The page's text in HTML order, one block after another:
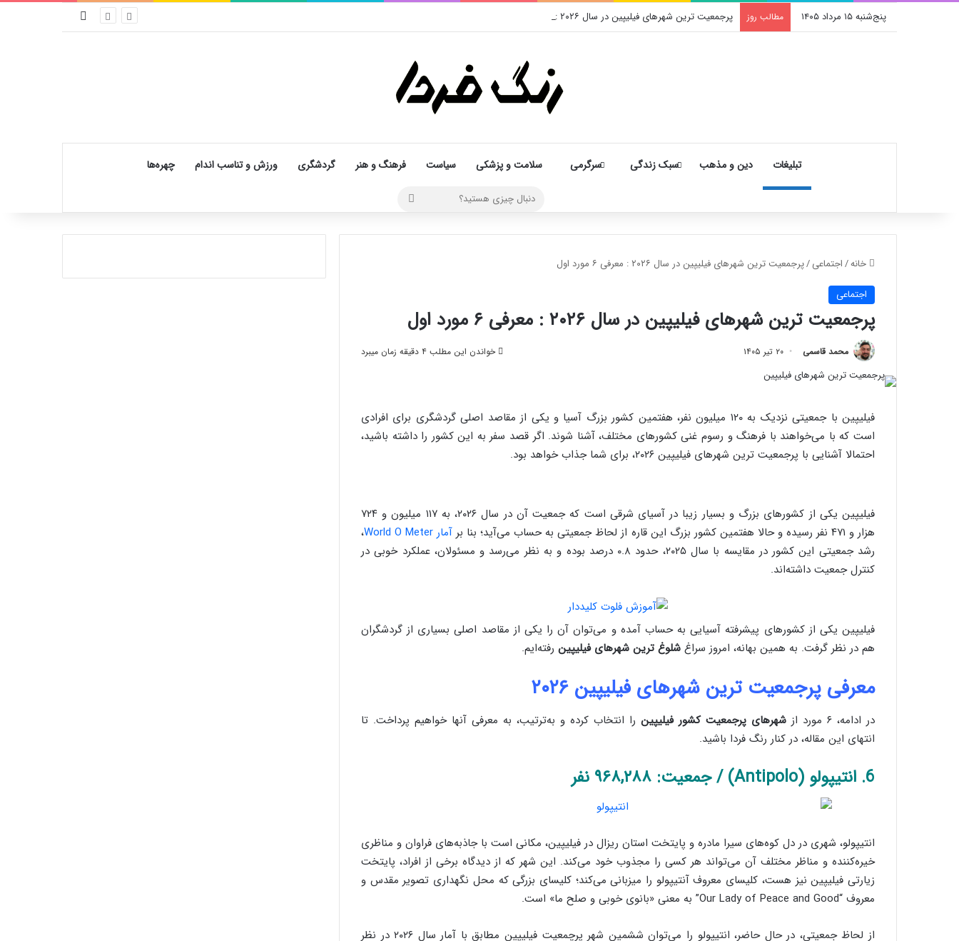
پنج‌شنبه ۱۵ مرداد ۱۴۰۵ مطالب روز پرجمعیت ترین شهرهای فیلیپین در سال ۲۰۲۶ : معرفی ۶ مورد اول
تبلیغات دین و مذهب سبک زندگی سرگرمی سلامت و پزشکی سیاست فرهنگ و هنر گردشگری ورزش و تناسب اندام چهره‌ها
خانه/اجتماعی/پرجمعیت ترین شهرهای فیلیپین در سال ۲۰۲۶ : معرفی ۶ مورد اول
اجتماعی
پرجمعیت ترین شهرهای فیلیپین در سال ۲۰۲۶ : معرفی ۶ مورد اول
محمد قاسمی ۲۰ تیر ۱۴۰۵ خواندن این مطلب ۴ دقیقه زمان میبرد
فیلیپین با جمعیتی نزدیک به ۱۲۰ میلیون نفر، هفتمین کشور بزرگ آسیا و یکی از مقاصد اصلی گردشگری برای افرادی
است که با می‌خواهند با فرهنگ و رسوم غنی کشورهای مختلف، آشنا شوند. اگر قصد سفر به این کشور را داشته باشید،
احتمالا آشنایی با پرجمعیت ترین شهرهای فیلیپین ۲۰۲۶، برای شما جذاب خواهد بود.
فیلیپین یکی از کشورهای بزرگ و بسیار زیبا در آسیای شرقی است که جمعیت آن در سال ۲۰۲۶، به ۱۱۷ میلیون و ۷۲۴
هزار و ۴۷۱ نفر رسیده و حالا هفتمین کشور بزرگ این قاره از لحاظ جمعیتی به حساب می‌آید؛ بنا بر
آمار World O Meter
،
رشد جمعیتی این کشور در مقایسه با سال ۲۰۲۵، حدود ۰.۸ درصد بوده و به نظر می‌رسد و مسئولان، عملکرد خوبی در
کنترل جمعیت داشته‌اند.
فیلیپین یکی از کشورهای پیشرفته آسیایی به حساب آمده و می‌توان آن را یکی از مقاصد اصلی بسیاری از گردشگران
هم در نظر گرفت. به همین بهانه، امروز سراغ شلوغ ترین شهرهای فیلیپین رفته‌ایم.
معرفی پرجمعیت ترین شهرهای فیلیپین ۲۰۲۶
در ادامه، ۶ مورد از شهرهای پرجمعیت کشور فیلیپین را انتخاب کرده‌ و به‌ترتیب، به معرفی آنها خواهیم پرداخت. تا
انتهای این مقاله، در کنار رنگ فردا باشید.
6. انتیپولو (Antipolo) / جمعیت: ۹۶۸,۲۸۸ نفر
انتیپولو، شهری در دل کوه‌های سیرا مادره و پایتخت استان ریزال در فیلیپین، مکانی است با جاذبه‌های فراوان و مناظری
خیره‌کننده و مناظر مختلف آن می‌تواند هر کسی را مجذوب خود می‌کند. این شهر که از دیدگاه برخی از افراد، پایتخت
زیارتی فیلیپین نیز هست، کلیسای معروف آنتیپولو را میزبانی می‌کند؛ کلیسای بزرگی که محل نگهداری تصویر مقدس و
معروف “Our Lady of Peace and Good” به معنی «بانوی خوبی و صلح ما» است.
از لحاظ جمعیتی، در حال حاضر، انتیپولو را می‌توان ششمین شهر پرچمعیت فیلیپین مطابق با آمار سال ۲۰۲۶ در نظر